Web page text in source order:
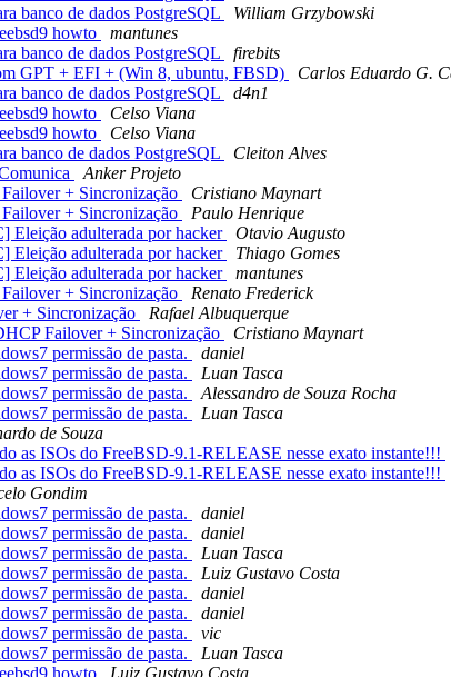
banco de dados PostgreSQL
William Grzybowski
howto
mantunes
banco de dados PostgreSQL
firebits
GPT + EFI + (Win 8, ubuntu, FBSD)
Carlos Eduardo G.
banco de dados PostgreSQL
d4n1
howto
Celso Viana
howto
Celso Viana
banco de dados PostgreSQL
Cleiton Alves
Anker Projeto
+ Sincronização
Cristiano Maynart
+ Sincronização
Paulo Henrique
adulterada por hacker
Otavio Augusto
adulterada por hacker
Thiago Gomes
adulterada por hacker
mantunes
+ Sincronização
Renato Frederick
+ Sincronização
Rafael Albuquerque
Failover + Sincronização
Cristiano Maynart
permissão de pasta.
daniel
permissão de pasta.
Luan Tasca
permissão de pasta.
Alessandro de Souza Rocha
permissão de pasta.
Luan Tasca
de Souza
as ISOs do FreeBSD-9.1-RELEASE nesse exato instante!!!
as ISOs do FreeBSD-9.1-RELEASE nesse exato instante!!!
Gondim
permissão de pasta.
daniel
permissão de pasta.
daniel
permissão de pasta.
Luan Tasca
permissão de pasta.
Luiz Gustavo Costa
permissão de pasta.
daniel
permissão de pasta.
daniel
permissão de pasta.
vic
permissão de pasta.
Luan Tasca